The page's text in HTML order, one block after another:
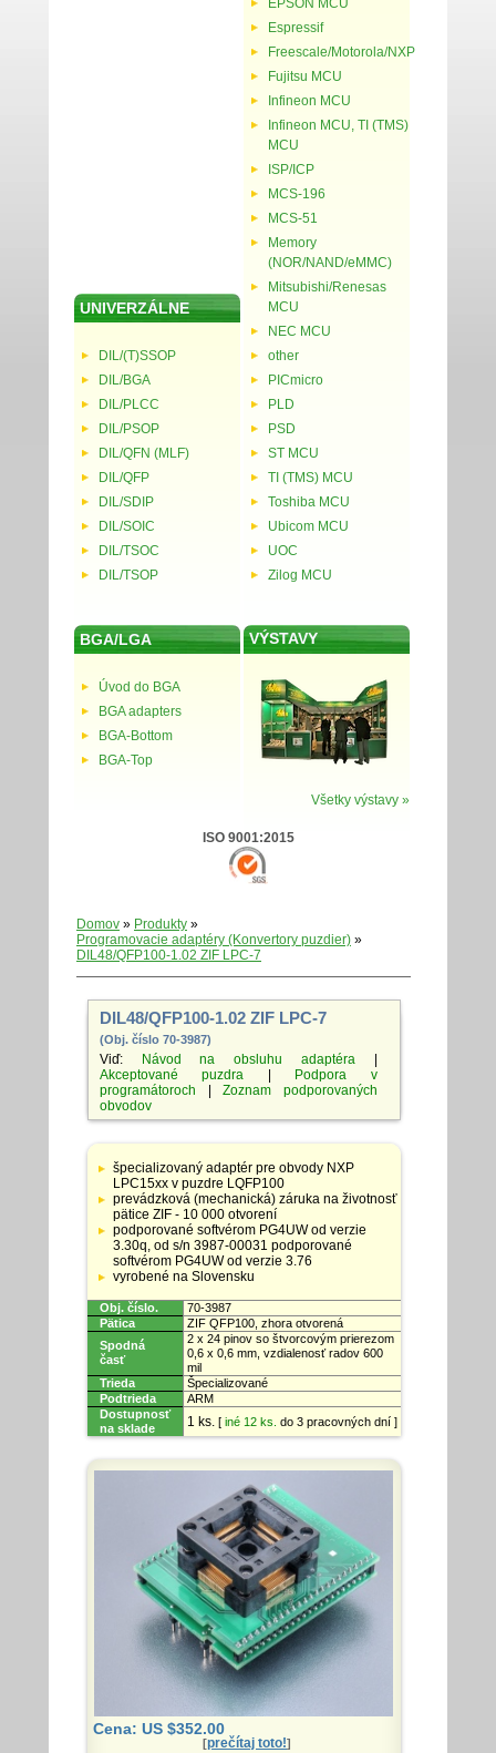
UNIVERZÁLNE
DIL/(T)SSOP
DIL/BGA
DIL/PLCC
DIL/PSOP
DIL/QFN (MLF)
DIL/QFP
DIL/SDIP
DIL/SOIC
DIL/TSOC
DIL/TSOP
EPSON MCU
Espressif
Freescale/Motorola/NXP
Fujitsu MCU
Infineon MCU
Infineon MCU, TI (TMS)
MCU
ISP/ICP
MCS-196
MCS-51
Memory
(NOR/NAND/eMMC)
Mitsubishi/Renesas
MCU
NEC MCU
other
PICmicro
PLD
PSD
ST MCU
TI (TMS) MCU
Toshiba MCU
Ubicom MCU
UOC
Zilog MCU
BGA/LGA
Úvod do BGA
BGA adapters
BGA-Bottom
BGA-Top
VÝSTAVY
Všetky výstavy »
ISO 9001:2015
Domov » Produkty »
Programovacie adaptéry (Konvertory puzdier) »
DIL48/QFP100-1.02 ZIF LPC-7
DIL48/QFP100-1.02 ZIF LPC-7
(Obj. číslo 70-3987)
Viď: Návod na obsluhu adaptéra
Akceptované puzdra
Podpora v
programátoroch |Zoznam podporovaných
obvodov
Tabuľka
so
špecifikáciami
adaptérov
špecializovaný adaptér pre obvody NXP
LPC15xx v puzdre LQFP100
prevádzková (mechanická) záruka na životnosť
pätice ZIF - 10 000 otvorení
podporované softvérom PG4UW od verzie
3.30q, od s/n 3987-00031 podporované
softvérom PG4UW od verzie 3.76
vyrobené na Slovensku
Obj. číslo.
70-3987
Pätica
ZIF QFP100, zhora otvorená
Spodná
časť
2 x 24 pinov so štvorcovým prierezom
0,6 x 0,6 mm, vzdialenosť radov 600
mil
Trieda
Špecializované
Podtrieda
ARM
Dostupnosť
na sklade
1 ks. [ iné 12 ks. do 3 pracovných dní ]
Cena: US $352.00
[prečítaj toto!]